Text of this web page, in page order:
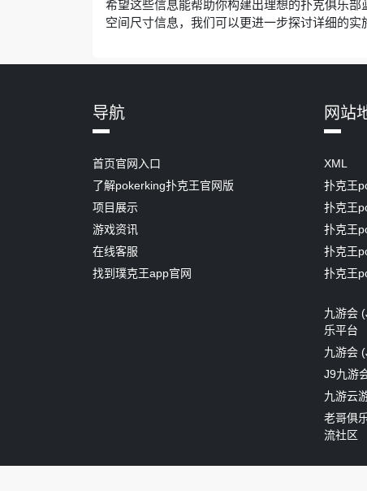
希望这些信息能帮助你构建出理想的扑克俱乐
空间尺寸信息，我们可以更进一步探讨详细的实
导航
首页官网入口
了解pokerking扑克王官网版
项目展示
游戏资讯
在线客服
找到璞克王app官网
网站
XML
扑克王
扑克王
扑克王
扑克王
扑克王
九游会
乐平台
九游会
J9九游
九游云
老哥俱
流社区